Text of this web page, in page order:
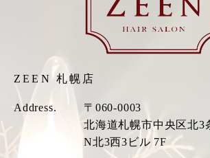
ZEEN 札幌店
Address.
〒060-0003
北海道札幌市中央区北3
N北3西3ビル 7F